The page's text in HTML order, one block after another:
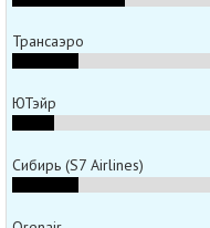
Трансаэро
ЮТэйр
Сибирь (S7 Airlines)